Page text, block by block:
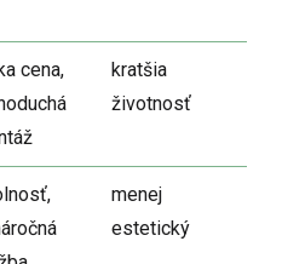
cena,
kratšia
životnosť
menej
estetický